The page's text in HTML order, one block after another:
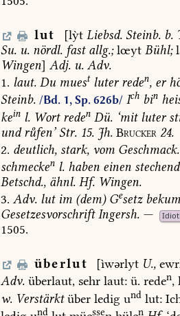
lut [lỳt Liebsd. Steinb.b.
Su. u. nördl. fastallg.;lœyt Bühl;
Wingen] Adj. u. Adv.
1. laut. Du muestluterreden, er
Steinb. /Bd. 1, Sp. 626b/ Ich bin
kein l. Wortreden Dü. ‘mitluter
undrfen’ Str. 15. Jh. Brucker 24.
2. deutlich, stark, vom Geschmack.
schmecken l. haben einen
Betschd., ähnl. Hf. Wingen.
3. Adv. lutim (dem)Gesetz
Gesetzesvorschrift Ingersh. —
1505.
überlut [ìwərlyt U.,
Adv. überlaut, sehr laut: ü. reden,
w. Verstärktüber ledig und lut:
nd sse n